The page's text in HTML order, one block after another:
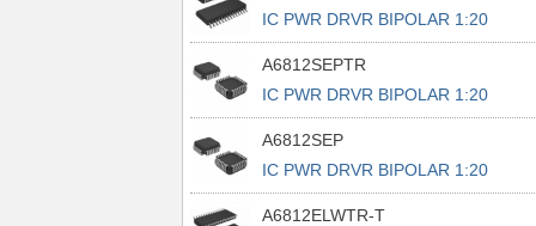
IC PWR DRVR BIPOLAR 1:20
28SOIC
A6812SEPTR
IC PWR DRVR BIPOLAR 1:20
28PLCC
A6812SEP
IC PWR DRVR BIPOLAR 1:20
28PLCC
A6812ELWTR-T